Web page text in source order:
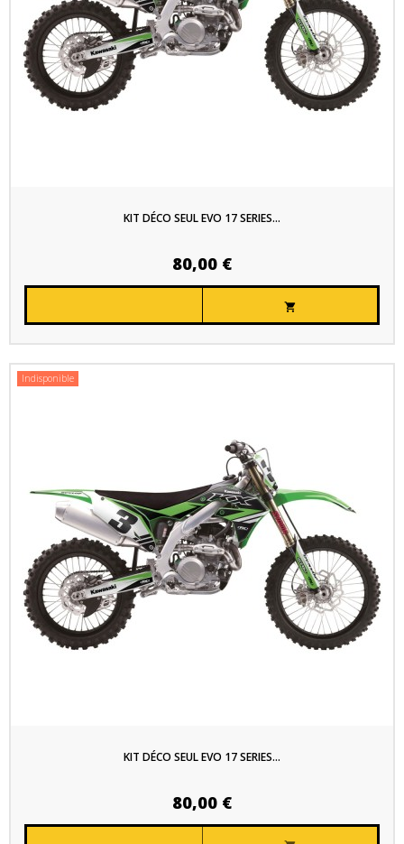
KIT DÉCO SEUL EVO 17 SERIES...
80,00 €

Indisponible
KIT DÉCO SEUL EVO 17 SERIES...
80,00 €